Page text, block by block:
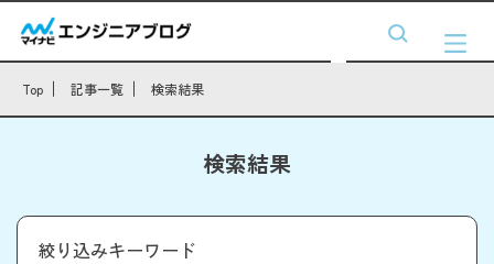
Top 記事一覧 検索結果
検索結果
絞り込みキーワード